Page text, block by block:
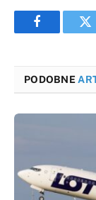
Facebook
PODOBNE